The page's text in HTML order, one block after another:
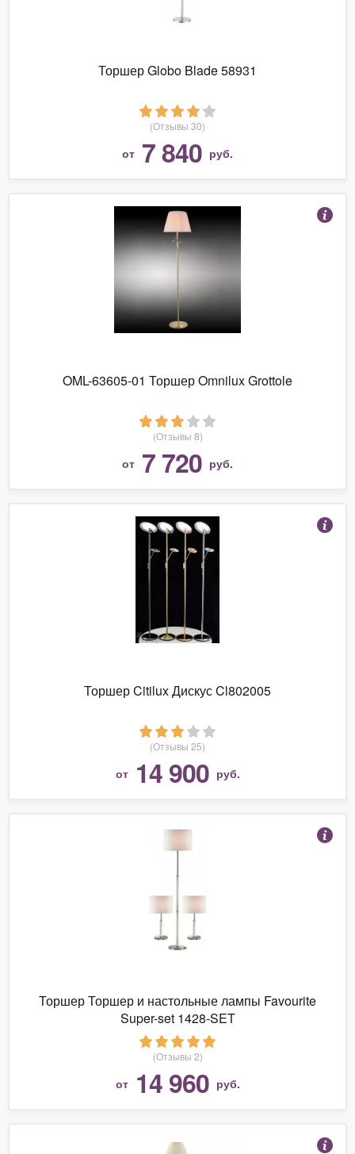
Торшер Globo Blade 58931
(Отзывы 30)
от 7 840 руб.
OML-63605-01 Торшер Omnilux Grottole
(Отзывы 8)
от 7 720 руб.
Торшер Citilux Дискус Cl802005
(Отзывы 25)
от 14 900 руб.
Торшер Торшер и настольные лампы Favourite
Super-set 1428-SET
(Отзывы 2)
от 14 960 руб.